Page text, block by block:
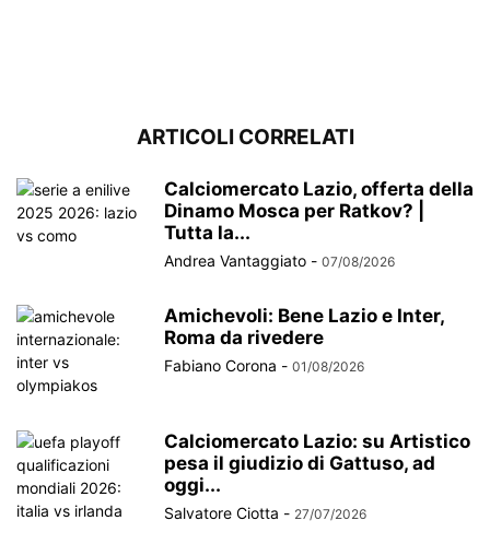
ARTICOLI CORRELATI
Calciomercato Lazio, offerta della
Dinamo Mosca per Ratkov? |
Tutta la...
Andrea Vantaggiato - 07/08/2026
Amichevoli: Bene Lazio e Inter,
Roma da rivedere
Fabiano Corona - 01/08/2026
Calciomercato Lazio: su Artistico
pesa il giudizio di Gattuso, ad
oggi...
Salvatore Ciotta - 27/07/2026